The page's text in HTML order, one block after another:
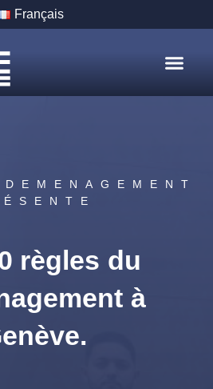
Français
règles du
à